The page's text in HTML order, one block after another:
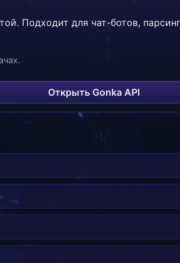
Подходит для чат-ботов,
Открыть Gonka API